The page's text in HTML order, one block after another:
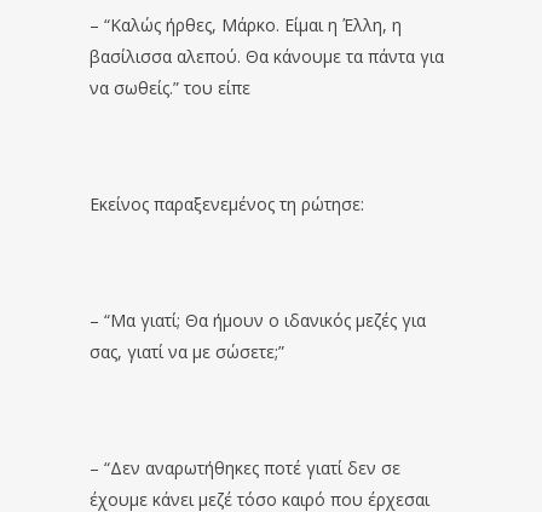
– “Καλώς ήρθες, Μάρκο. Είμαι η Έλλη, η
βασίλισσα αλεπού. Θα κάνουμε τα πάντα για
να σωθείς.” του είπε
Εκείνος παραξενεμένος τη ρώτησε:
– “Μα γιατί; Θα ήμουν ο ιδανικός μεζές για
σας, γιατί να με σώσετε;”
– “Δεν αναρωτήθηκες ποτέ γιατί δεν σε
έχουμε κάνει μεζέ τόσο καιρό που έρχεσαι